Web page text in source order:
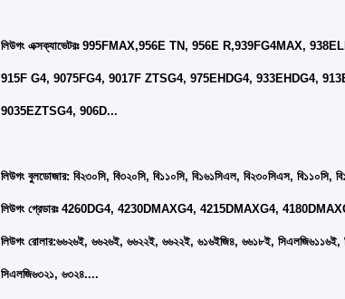
লিউগং এক্সক্যাভেটরঃ 995FMAX,956E TN, 956E R,939FG4MAX,
915F G4, 9075FG4, 9017F ZTSG4, 975EHDG4, 933EHDG4,
9035EZTSG4, 906D...
লিউগং বুলডোজার: বি২৩০সি, বি৩২০সি, বি১১০সি, বি১৬১সিএল, বি২৩০সিএস, বি১১০সি,
লিউগং গ্রেডারঃ 4260DG4, 4230DMAXG4, 4215DMAXG4,
লিউগং রোলার:৬৬২৬ই, ৬৬২৬ই, ৬৬২২ই, ৬৬২২ই, ৬১৬ইজি৪, ৬৬১৮ই,
সিএলজি৬৩২১, ৬৩২৪....